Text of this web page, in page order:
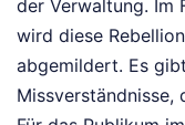
der Verwaltung. Im
wird diese
abgemildert. Es
Missverständnisse,